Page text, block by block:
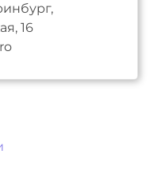
16